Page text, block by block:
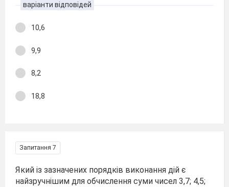
варіанти відповідей
10,6
9,9
8,2
18,8
Запитання 7
Який із зазначених порядків виконання дій є
найзручнішим для обчислення суми чисел 3,7; 4,5;